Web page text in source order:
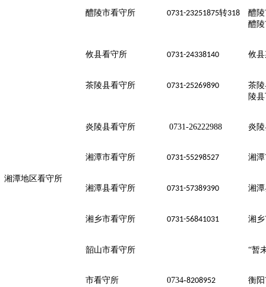
醴陵市看守所 0731-23251875转318
醴
醴
攸县看守所 0731-24338140 攸
茶陵县看守所 0731-25269890
茶
陵
炎陵县看守所 0731-26222988 炎
湘潭地区看守所
湘潭市看守所 0731-55298527 湘
湘潭县看守所 0731-57389390 湘
湘乡市看守所 0731-56841031 湘
韶山市看守所 “暂
市看守所 0734-8208952 衡